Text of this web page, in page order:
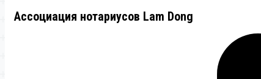
Ассоциация нотариусов Lam Dong